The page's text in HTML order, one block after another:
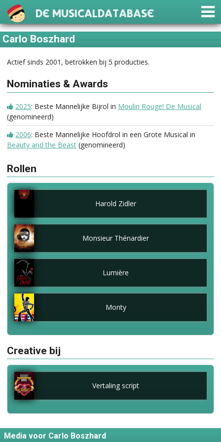
De Musicaldatabase
Carlo Boszhard
Actief sinds 2001, betrokken bij 5 producties.
Nominaties & Awards
2025: Beste Mannelijke Bijrol in Moulin Rouge! De Musical
(genomineerd)
2006: Beste Mannelijke Hoofdrol in een Grote Musical in
Beauty and the Beast (genomineerd)
Rollen
Harold Zidler
Monsieur Thénardier
Lumière
Monty
Creative bij
Vertaling script
Media voor Carlo Boszhard